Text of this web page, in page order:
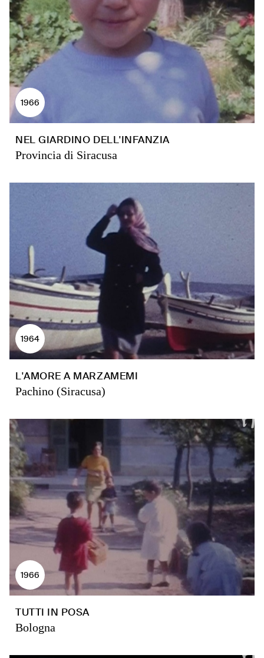
1966
NEL GIARDINO DELL'INFANZIA
Provincia di Siracusa
1964
L'AMORE A MARZAMEMI
Pachino (Siracusa)
1966
TUTTI IN POSA
Bologna